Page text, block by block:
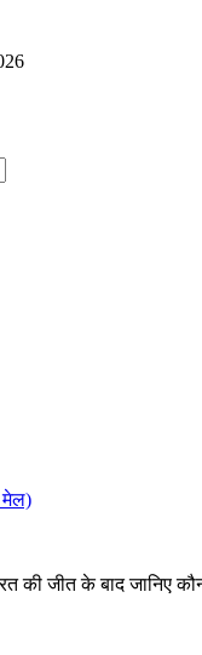
मेल)
की जीत के बाद जानिए